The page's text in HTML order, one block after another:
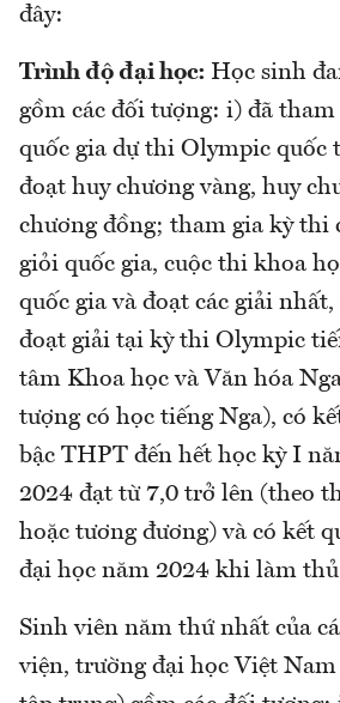
đây:
Trình độ đại học: Học sinh
gồm các đối tượng: i) đã
quốc gia dự thi Olympic quốc
đoạt huy chương vàng, huy
chương đồng; tham gia kỳ thi
giỏi quốc gia, cuộc thi khoa
quốc gia và đoạt các giải
đoạt giải tại kỳ thi Olympic
tâm Khoa học và Văn hóa
tượng có học tiếng Nga), có
bậc THPT đến hết học kỳ I
2024 đạt từ 7,0 trở lên (theo
hoặc tương đương) và có kết
đại học năm 2024 khi làm
Sinh viên năm thứ nhất của
viện, trường đại học Việt